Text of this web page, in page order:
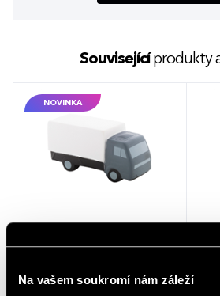
Na vašem soukromí nám záleží
Souvisejícíprodukty
NOVINKA